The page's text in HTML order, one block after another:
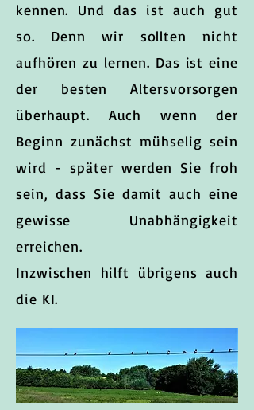
kennen. Und das ist auch gut
so. Denn wir sollten nicht
aufhören zu lernen. Das ist eine
der besten Altersvorsorgen
überhaupt. Auch wenn der
Beginn zunächst mühselig sein
wird - später werden Sie froh
sein, dass Sie damit auch eine
gewisse Unabhängigkeit
erreichen.
Inzwischen hilft übrigens auch
die KI.